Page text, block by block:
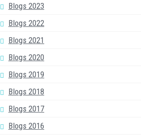
Blogs 2023
Blogs 2022
Blogs 2021
Blogs 2020
Blogs 2019
Blogs 2018
Blogs 2017
Blogs 2016